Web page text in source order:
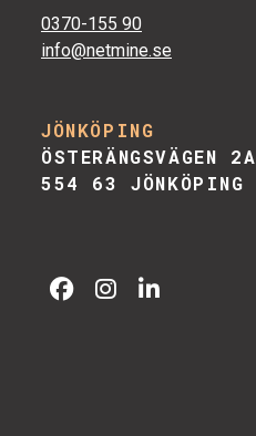
0370-155 90
info@netmine.se
JÖNKÖPING
ÖSTERÄNGSVÄGEN 2A
554 63 JÖNKÖPING